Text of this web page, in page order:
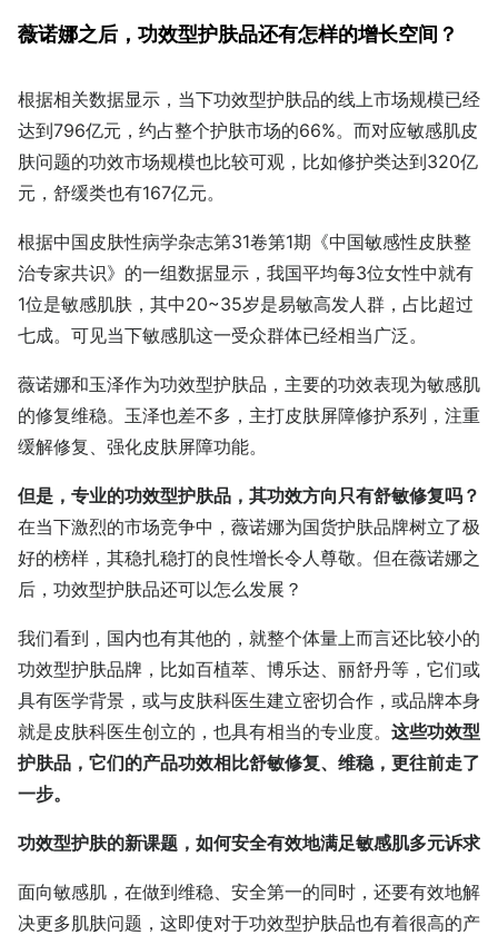
薇诺娜之后，功效型护肤品还有怎样的增长空间？
根据相关数据显示，当下功效型护肤品的线上市场规模已经
达到796亿元，约占整个护肤市场的66%。而对应敏感肌皮
肤问题的功效市场规模也比较可观，比如修护类达到320亿
元，舒缓类也有167亿元。
根据中国皮肤性病学杂志第31卷第1期《中国敏感性皮肤整
治专家共识》的一组数据显示，我国平均每3位女性中就有
1位是敏感肌肤，其中20~35岁是易敏高发人群，占比超过
七成。可见当下敏感肌这一受众群体已经相当广泛。
薇诺娜和玉泽作为功效型护肤品，主要的功效表现为敏感肌
的修复维稳。玉泽也差不多，主打皮肤屏障修护系列，注重
缓解修复、强化皮肤屏障功能。
但是，专业的功效型护肤品，其功效方向只有舒敏修复吗？
在当下激烈的市场竞争中，薇诺娜为国货护肤品牌树立了极
好的榜样，其稳扎稳打的良性增长令人尊敬。但在薇诺娜之
后，功效型护肤品还可以怎么发展？
我们看到，国内也有其他的，就整个体量上而言还比较小的
功效型护肤品牌，比如百植萃、博乐达、丽舒丹等，它们或
具有医学背景，或与皮肤科医生建立密切合作，或品牌本身
就是皮肤科医生创立的，也具有相当的专业度。 这些功效型
护肤品，它们的产品功效相比舒敏修复、维稳，更往前走了
一步。
功效型护肤的新课题，如何安全有效地满足敏感肌多元诉求
面向敏感肌，在做到维稳、安全第一的同时，还要有效地解
决更多肌肤问题，这即使对于功效型护肤品也有着很高的产